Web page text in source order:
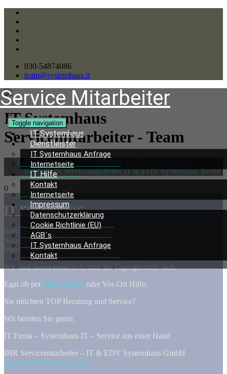
030-54874086
team@systemhaus.it
Service Mitarbeiter
Toggle navigation
IT Systemhaus
Dienstleister
IT Systemhaus Anfrage
Internetseite
IT Hilfe
Kontakt
Internetseite
Impressum
Datenschutzerklärung
Cookie Richtlinie (EU)
AGB´s
IT Systemhaus Anfrage
Kontakt
IT Systemhaus
Servicemitarbeiter - Team
IT Systemhaus/
BeitragIHR Servicemitarbeiter IT & EDV Systemhaus Berlin
0
IT Systemhaus
Servicemitarbeiter – Ihr IT & EDV Systemhaus steht Ihnen bei
Sorgen und Problemen mit Ihrer IT, EDV,
Internetseite gerne zur Verfügung.
Wir sind Ihnen behilflich, dass Ihr Tagesgeschäft läuft.
Egal ob per Fernwartung oder Vor-Ort Hilfe.
Sie möchten TOP Beratung und Service?
Wir beraten Sie gerne.
IT Firma – Systemhaus IT – Service aus einer Hand
IHR Servicemitarbeiter – IT & EDV Systemhaus GmbH
https://www.systemhaus.it